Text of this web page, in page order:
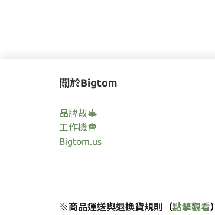
關於Bigtom
品牌故事
工作機會
Bigtom.us
※商品運送與退換貨規則 （點擊觀看）